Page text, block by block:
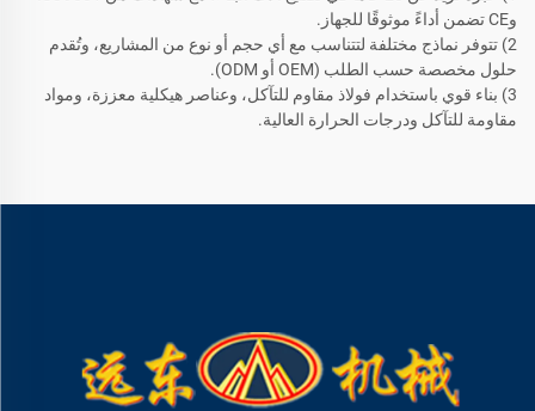
وCE تضمن أداءً موثوقًا للجهاز.
2) تتوفر نماذج مختلفة لتتناسب مع أي حجم أو نوع من المشاريع، وتُقدم
حلول مخصصة حسب الطلب (OEM أو ODM).
3) بناء قوي باستخدام فولاذ مقاوم للتآكل، وعناصر هيكلية معززة، ومواد
مقاومة للتآكل ودرجات الحرارة العالية.